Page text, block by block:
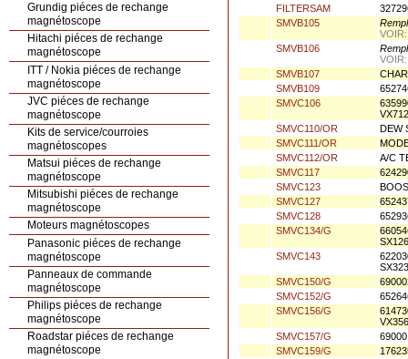
Grundig piéces de rechange
magnétoscope
Hitachi piéces de rechange
magnétoscope
ITT / Nokia piéces de rechange
magnétoscope
JVC piéces de rechange
magnétoscope
Kits de service/courroies
magnétoscopes
Matsui piéces de rechange
magnétoscope
Mitsubishi piéces de rechange
magnétoscope
Moteurs magnétoscopes
Panasonic piéces de rechange
magnétoscope
Panneaux de commande
magnétoscope
Philips piéces de rechange
magnétoscope
Roadstar piéces de rechange
magnétoscope
FILTERSAM
SMVB105
SMVB106
SMVB107
SMVB109
SMVC106
SMVC110/OR
DEW
SMVC111/OR
SMVC112/OR
A/C
SMVC117
SMVC123
SMVC127
SMVC128
SMVC134/G
SMVC143
SMVC150/G
SMVC152/G
SMVC156/G
SMVC157/G
SMVC159/G